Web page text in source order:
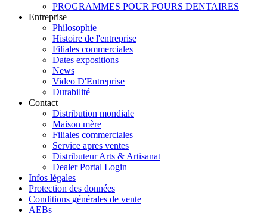
PROGRAMMES POUR FOURS DENTAIRES
Entreprise
Philosophie
Histoire de l'entreprise
Filiales commerciales
Dates expositions
News
Video D'Entreprise
Durabilité
Contact
Distribution mondiale
Maison mère
Filiales commerciales
Service apres ventes
Distributeur Arts & Artisanat
Dealer Portal Login
Infos légales
Protection des données
Conditions générales de vente
AEBs